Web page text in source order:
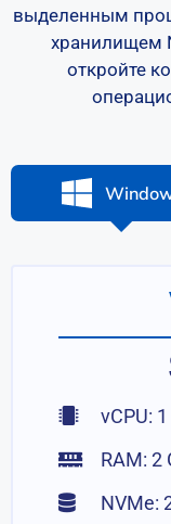
выделенным
хранилищем
откройте
vCPU: 1
RAM: 2
NVMe: